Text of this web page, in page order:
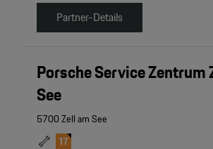
Partner-Details
Porsche Service Zentrum
See
5700 Zell am See